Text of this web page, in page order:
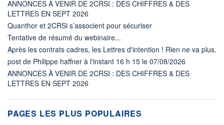
ANNONCES À VENIR DE 2CRSI : DES CHIFFRES & DES
LETTRES EN SEPT 2026
Quanthor et 2CRSi s’associent pour sécuriser
Tentative de résumé du webinaire...
Après les contrats cadres, les Lettres d'intention ! Rien ne va plus.
post de Philippe haffner à l'instant 16 h 15 le 07/08/2026
ANNONCES À VENIR DE 2CRSI : DES CHIFFRES & DES
LETTRES EN SEPT 2026
PAGES LES PLUS POPULAIRES